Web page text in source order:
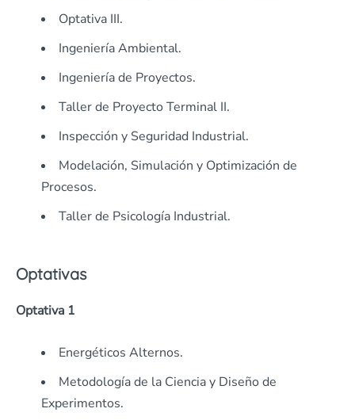
Optativa III.
Ingeniería Ambiental.
Ingeniería de Proyectos.
Taller de Proyecto Terminal II.
Inspección y Seguridad Industrial.
Modelación, Simulación y Optimización de
Procesos.
Taller de Psicología Industrial.
Optativas
Optativa 1
Energéticos Alternos.
Metodología de la Ciencia y Diseño de
Experimentos.